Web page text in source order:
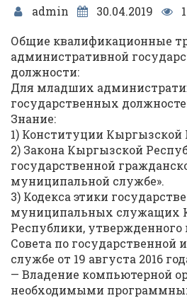
admin 30.04.2019
Общие квалификационные
административной
должности:
Для младших
государственных
Знание:
1) Конституции Кыргызской
2) Закона Кыргызской
государственной
муниципальной службе».
3) Кодекса этики
муниципальных служащих
Республики, утвержденного
Совета по государственной
службе от 19 августа 2016
— Владение компьютерной
необходимыми